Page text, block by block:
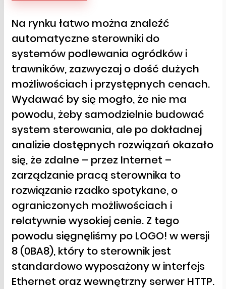
Na rynku łatwo można znaleźć
automatyczne sterowniki do
systemów podlewania ogródków i
trawników, zazwyczaj o dość dużych
możliwościach i przystępnych cenach.
Wydawać by się mogło, że nie ma
powodu, żeby samodzielnie budować
system sterowania, ale po dokładnej
analizie dostępnych rozwiązań okazało
się, że zdalne – przez Internet –
zarządzanie pracą sterownika to
rozwiązanie rzadko spotykane, o
ograniczonych możliwościach i
relatywnie wysokiej cenie. Z tego
powodu sięgnęliśmy po LOGO! w wersji
8 (0BA8), który to sterownik jest
standardowo wyposażony w interfejs
Ethernet oraz wewnętrzny serwer HTTP.